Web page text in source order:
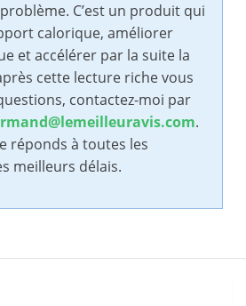
C’est un produit qui
calorique, améliorer
et accélérer par la suite la
cette lecture riche vous
contactez-moi par
.
réponds à toutes les
meilleurs délais.